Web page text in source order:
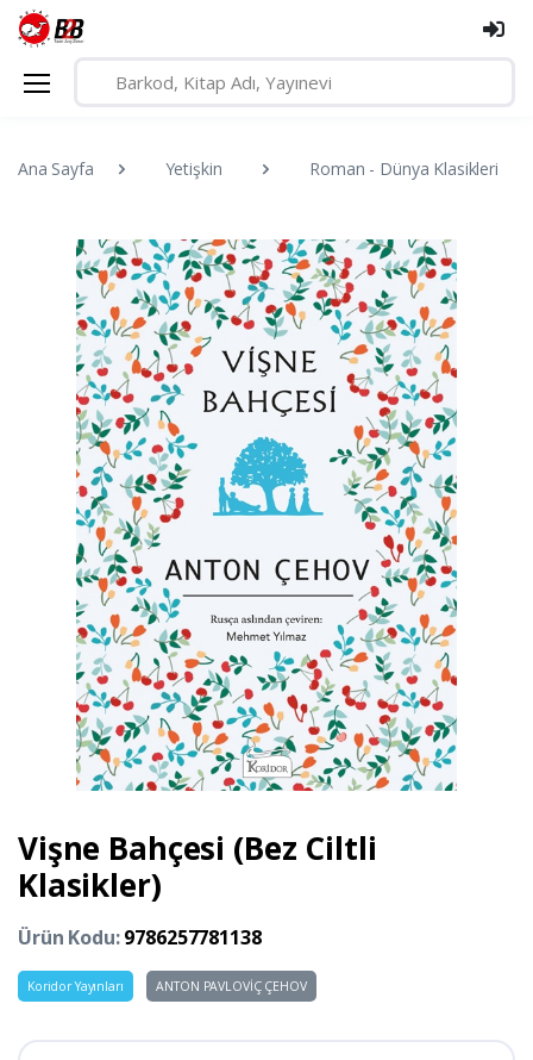
Ana Sayfa Yetişkin Roman - Dünya Klasikleri
Vişne Bahçesi (Bez Ciltli
Klasikler)
Ürün Kodu:9786257781138
Koridor Yayınları ANTON PAVLOVİÇ ÇEHOV